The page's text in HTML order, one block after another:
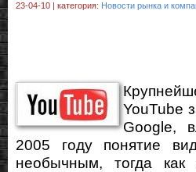
23-04-10 | категория: Новости рынка и
YouTube
Google,
2005 году понятие
необычным, тогда как